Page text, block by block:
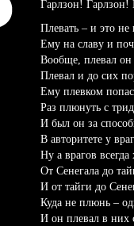
Гарлзон! Гарлзон!
Плевать – и это не
Ему на славу и
Вообще, плевал он
Плевал и до сих
Ему плевком
Раз плюнуть с
И был он за
В авторитете у
Ну а врагов всегда
От Сенегала до
И от тайги до
Куда не плюнь –
И он плевал в них